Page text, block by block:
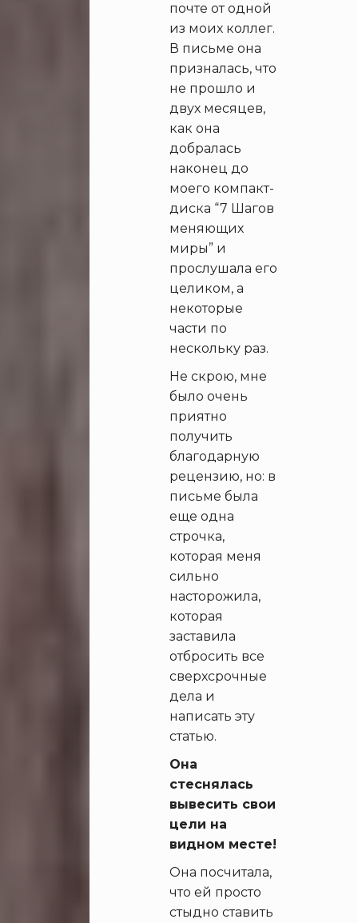
почте от одной
из моих коллег.
В письме она
призналась, что
не прошло и
двух месяцев,
как она
добралась
наконец до
моего компакт-
диска “7 Шагов
меняющих
миры” и
прослушала его
целиком, а
некоторые
части по
нескольку раз.
Не скрою, мне
было очень
приятно
получить
благодарную
рецензию, но: в
письме была
еще одна
строчка,
которая меня
сильно
насторожила,
которая
заставила
отбросить все
сверхсрочные
дела и
написать эту
статью.
Она
стеснялась
вывесить свои
цели на
видном месте!
Она посчитала,
что ей просто
стыдно ставить